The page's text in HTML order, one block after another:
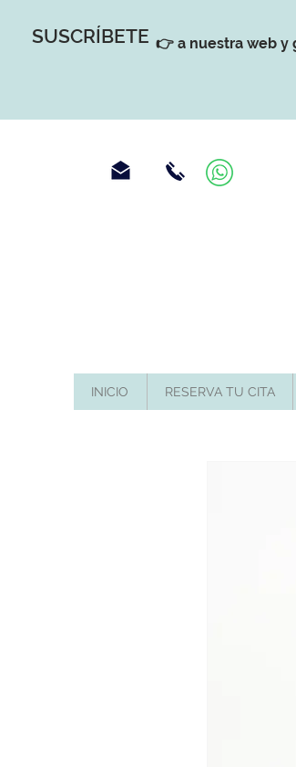
SUSCRÍBETE 👉 a nuestra web y
INICIO RESERVA TU CITA